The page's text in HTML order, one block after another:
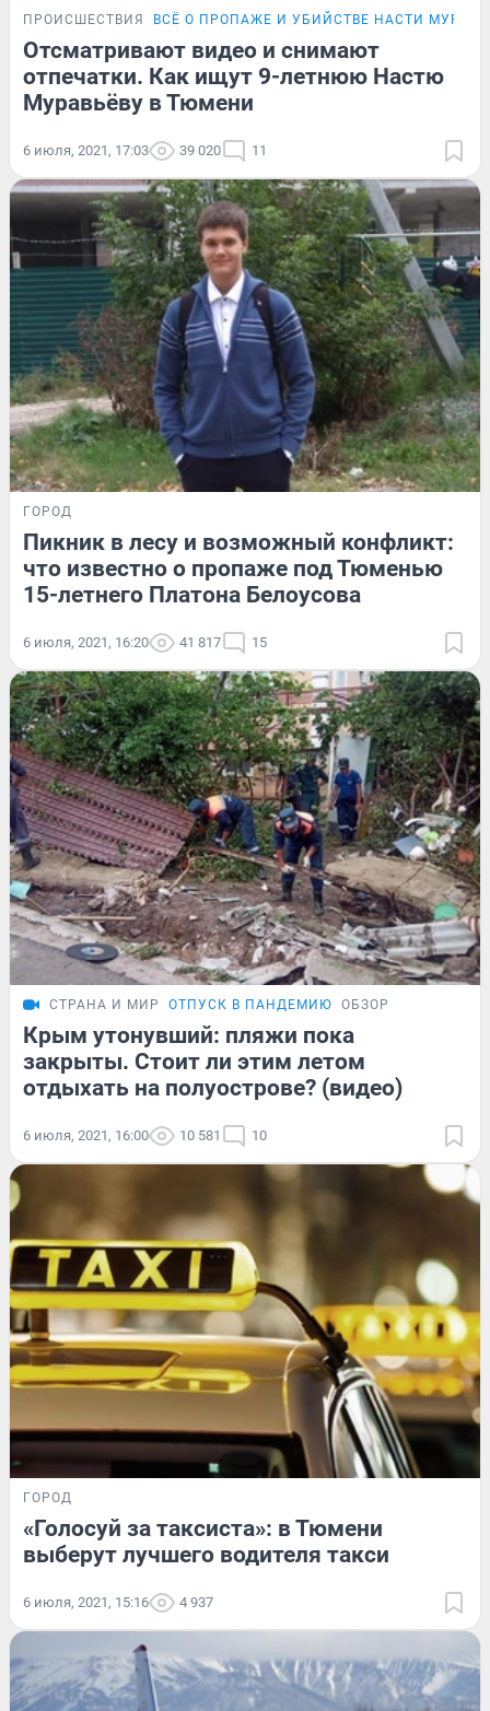
ПРОИСШЕСТВИЯ ВСЁ О ПРОПАЖЕ И УБИЙСТВЕ НАСТИ
Отсматривают видео и снимают
отпечатки. Как ищут 9-летнюю Настю
Муравьёву в Тюмени
6 июля, 2021, 17:03 39 020 11
ГОРОД
Пикник в лесу и возможный конфликт:
что известно о пропаже под Тюменью
15-летнего Платона Белоусова
6 июля, 2021, 16:20 41 817 15
СТРАНА И МИР ОТПУСК В ПАНДЕМИЮ ОБЗОР
Крым утонувший: пляжи пока
закрыты. Стоит ли этим летом
отдыхать на полуострове? (видео)
6 июля, 2021, 16:00 10 581 10
ГОРОД
«Голосуй за таксиста»: в Тюмени
выберут лучшего водителя такси
6 июля, 2021, 15:16 4 937